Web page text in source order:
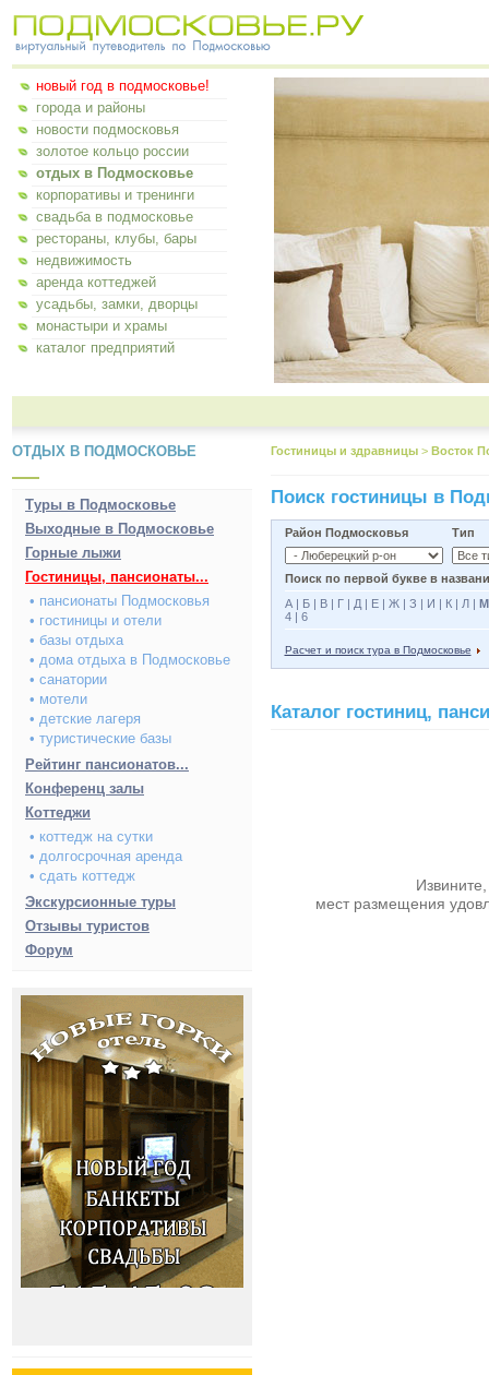
новый год в подмосковье!
города и районы
новости подмосковья
золотое кольцо россии
отдых в Подмосковье
корпоративы и тренинги
свадьба в подмосковье
рестораны, клубы, бары
недвижимость
аренда коттеджей
усадьбы, замки, дворцы
монастыри и храмы
каталог предприятий
ОТДЫХ В ПОДМОСКОВЬЕ
Туры в Подмосковье
Выходные в Подмосковье
Горные лыжи
Гостиницы, пансионаты...
• пансионаты Подмосковья
• гостиницы и отели
• базы отдыха
• дома отдыха в Подмосковье
• санатории
• мотели
• детские лагеря
• туристические базы
Рейтинг пансионатов...
Конференц залы
Коттеджи
• коттедж на сутки
• долгосрочная аренда
• сдать коттедж
Экскурсионные туры
Отзывы туристов
Форум
Гостиницы и здравницы > Восток
Поиск гостиницы в
Район Подмосковья Тип
Поиск по первой букве в
А| Б| В| Г| Д| Е| Ж| З | И | К| Л| М
4| 6
Расчет и поиск тура в Подмосковье
Каталог гостиниц,
мест размещения